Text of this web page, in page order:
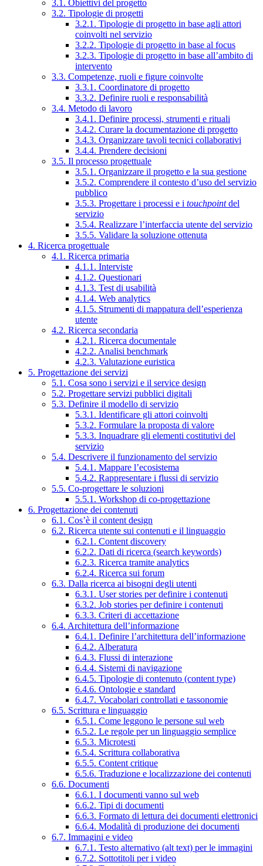
3.1. Obiettivi del progetto
3.2. Tipologie di progetti
3.2.1. Tipologie di progetto in base agli attori
coinvolti nel servizio
3.2.2. Tipologie di progetto in base al focus
3.2.3. Tipologie di progetto in base all’ambito di
intervento
3.3. Competenze, ruoli e figure coinvolte
3.3.1. Coordinatore di progetto
3.3.2. Definire ruoli e responsabilità
3.4. Metodo di lavoro
3.4.1. Definire processi, strumenti e rituali
3.4.2. Curare la documentazione di progetto
3.4.3. Organizzare tavoli tecnici collaborativi
3.4.4. Prendere decisioni
3.5. Il processo progettuale
3.5.1. Organizzare il progetto e la sua gestione
3.5.2. Comprendere il contesto d’uso del servizio
pubblico
3.5.3. Progettare i processi e i touchpointdel
servizio
3.5.4. Realizzare l’interfaccia utente del servizio
3.5.5. Validare la soluzione ottenuta
4. Ricerca progettuale
4.1. Ricerca primaria
4.1.1. Interviste
4.1.2. Questionari
4.1.3. Test di usabilità
4.1.4. Web analytics
4.1.5. Strumenti di mappatura dell’esperienza
utente
4.2. Ricerca secondaria
4.2.1. Ricerca documentale
4.2.2. Analisi benchmark
4.2.3. Valutazione euristica
5. Progettazione dei servizi
5.1. Cosa sono i servizi e il service design
5.2. Progettare servizi pubblici digitali
5.3. Definire il modello di servizio
5.3.1. Identificare gli attori coinvolti
5.3.2. Formulare la proposta di valore
5.3.3. Inquadrare gli elementi costitutivi del
servizio
5.4. Descrivere il funzionamento del servizio
5.4.1. Mappare l’ecosistema
5.4.2. Rappresentare i flussi di servizio
5.5. Co-progettare le soluzioni
5.5.1. Workshop di co-progettazione
6. Progettazione dei contenuti
6.1. Cos’è il content design
6.2. Ricerca utente sui contenuti e il linguaggio
6.2.1. Content discovery
6.2.2. Dati di ricerca (search keywords)
6.2.3. Ricerca tramite analytics
6.2.4. Ricerca sui forum
6.3. Dalla ricerca ai bisogni degli utenti
6.3.1. User stories per definire i contenuti
6.3.2. Job stories per definire i contenuti
6.3.3. Criteri di accettazione
6.4. Architettura dell’informazione
6.4.1. Definire l’architettura dell’informazione
6.4.2. Alberatura
6.4.3. Flussi di interazione
6.4.4. Sistemi di navigazione
6.4.5. Tipologie di contenuto (content type)
6.4.6. Ontologie e standard
6.4.7. Vocabolari controllati e tassonomie
6.5. Scrittura e linguaggio
6.5.1. Come leggono le persone sul web
6.5.2. Le regole per un linguaggio semplice
6.5.3. Microtesti
6.5.4. Scrittura collaborativa
6.5.5. Content critique
6.5.6. Traduzione e localizzazione dei contenuti
6.6. Documenti
6.6.1. I documenti vanno sul web
6.6.2. Tipi di documenti
6.6.3. Formato di lettura dei documenti elettronici
6.6.4. Modalità di produzione dei documenti
6.7. Immagini e video
6.7.1. Testo alternativo (alt text) per le immagini
6.7.2. Sottotitoli per i video